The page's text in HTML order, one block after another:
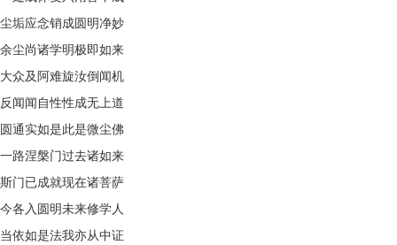
尘垢应念销成圆明净妙
余尘尚诸学明极即如来
大众及阿难旋汝倒闻机
反闻闻自性性成无上道
圆通实如是此是微尘佛
一路涅槃门过去诸如来
斯门已成就现在诸菩萨
今各入圆明未来修学人
当依如是法我亦从中证